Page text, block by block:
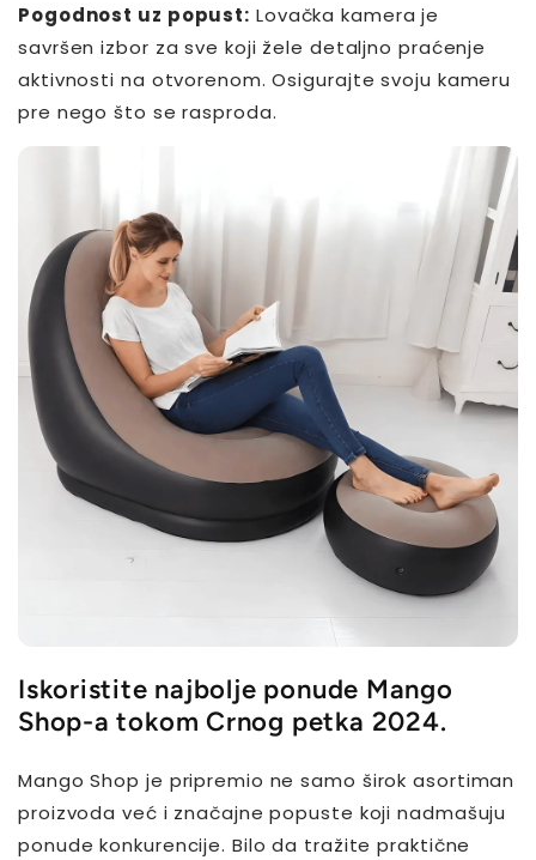
Pogodnost uz popust: Lovačka kamera je
savršen izbor za sve koji žele detaljno praćenje
aktivnosti na otvorenom. Osigurajte svoju kameru
pre nego što se rasproda.
Iskoristite najbolje ponude Mango
Shop-a tokom Crnog petka 2024.
Mango Shop je pripremio ne samo širok asortiman
proizvoda već i značajne popuste koji nadmašuju
ponude konkurencije. Bilo da tražite praktične